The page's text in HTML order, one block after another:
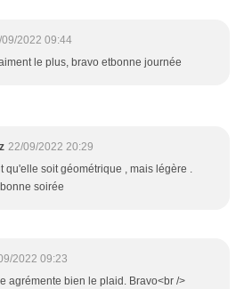
2022 09:44
le plus, bravo etbonne journée
22/09/2022 20:29
qu'elle soit géométrique , mais légère .
soirée
2022 09:23
agrémente bien le plaid. Bravo<br />